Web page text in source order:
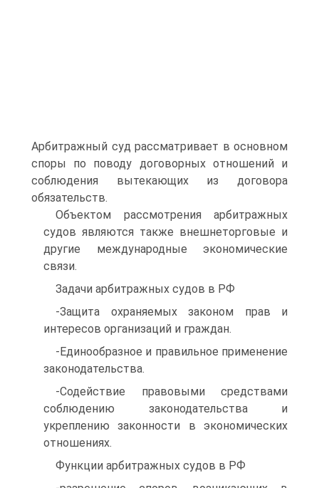
Арбитражный суд рассматривает в основном
споры по поводу договорных отношений и
соблюдения вытекающих из договора
обязательств.
Объектом рассмотрения арбитражных
судов являются также внешнеторговые и
другие международные экономические
связи.
Задачи арбитражных судов в РФ
-Защита охраняемых законом прав и
интересов организаций и граждан.
-Единообразное и правильное применение
законодательства.
-Содействие правовыми средствами
соблюдению законодательства и
укреплению законности в экономических
отношениях.
Функции арбитражных судов в РФ